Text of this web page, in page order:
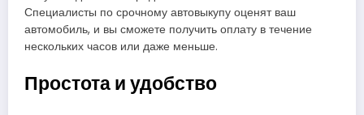
Специалисты по срочному автовыкупу оценят ваш
автомобиль, и вы сможете получить оплату в течение
нескольких часов или даже меньше.
Простота и удобство